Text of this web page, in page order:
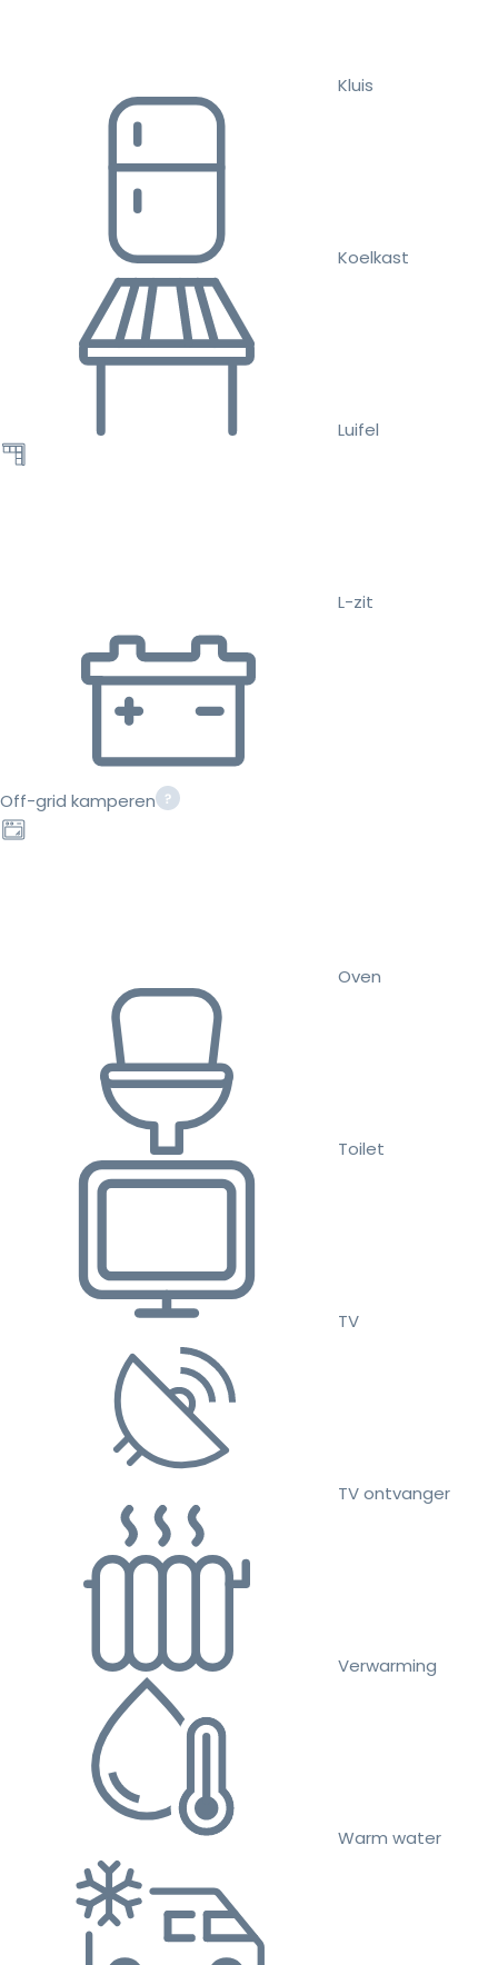
Kluis
Koelkast
Luifel
L-zit
Off-grid kamperen
Oven
Toilet
TV
TV ontvanger
Verwarming
Warm water